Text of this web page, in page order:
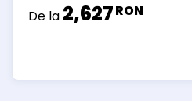
De la 2,627RON